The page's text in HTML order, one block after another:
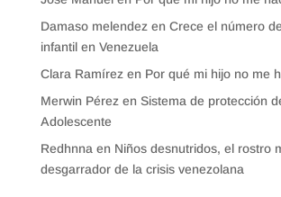
Damaso melendez en Crece el número
infantil en Venezuela
Clara Ramírez en Por qué mi hijo no me
Merwin Pérez en Sistema de protección
Adolescente
Redhnna en Niños desnutridos, el rostro
desgarrador de la crisis venezolana